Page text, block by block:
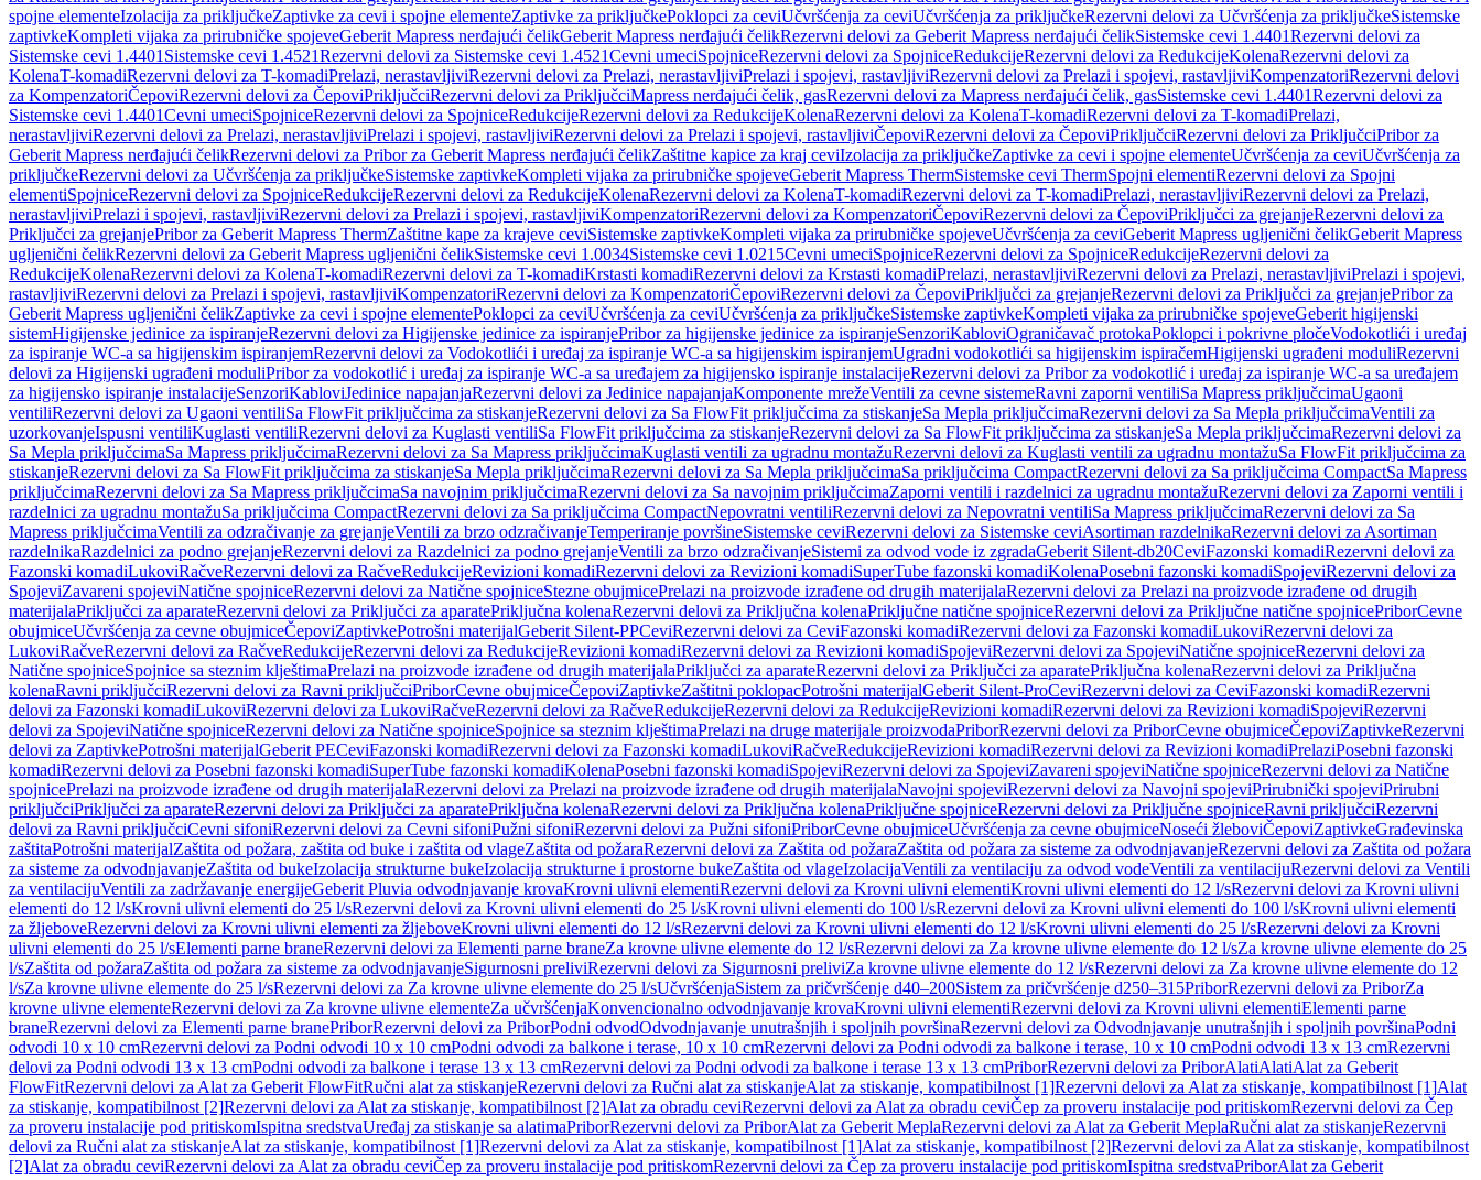
spojne elementeIzolacija za priključkeZaptivke za cevi i spojne elementeZaptivke za priključkePoklopci za ceviUčvršćenja za ceviUčvršćenja za priključkeRezervni delovi za Učvršćenja za priključkeSistemske
zaptivkeKompleti vijaka za prirubničke spojeveGeberit Mapress nerđajući čelikGeberit Mapress nerđajući čelikRezervni delovi za Geberit Mapress nerđajući čelikSistemske cevi 1.4401Rezervni delovi za
Sistemske cevi 1.4401 Sistemske cevi 1.4521Rezervni delovi za Sistemske cevi 1.4521Cevni umeciSpojniceRezervni delovi za SpojniceRedukcijeRezervni delovi za RedukcijeKolenaRezervni delovi za
KolenaT-komadiRezervni delovi za T-komadiPrelazi, nerastavljiviRezervni delovi za Prelazi, nerastavljiviPrelazi i spojevi, rastavljiviRezervni delovi za Prelazi i spojevi, rastavljiviKompenzatoriRezervni delovi
za KompenzatoriČepoviRezervni delovi za ČepoviPriključciRezervni delovi za PriključciMapress nerđajući čelik, gasRezervni delovi za Mapress nerđajući čelik, gasSistemske cevi 1.4401Rezervni delovi za
Sistemske cevi 1.4401Cevni umeciSpojniceRezervni delovi za SpojniceRedukcijeRezervni delovi za RedukcijeKolenaRezervni delovi za KolenaT-komadiRezervni delovi za T-komadiPrelazi,
nerastavljiviRezervni delovi za Prelazi, nerastavljiviPrelazi i spojevi, rastavljiviRezervni delovi za Prelazi i spojevi, rastavljiviČepoviRezervni delovi za ČepoviPriključciRezervni delovi za PriključciPribor za
Geberit Mapress nerđajući čelikRezervni delovi za Pribor za Geberit Mapress nerđajući čelikZaštitne kapice za kraj ceviIzolacija za priključkeZaptivke za cevi i spojne elementeUčvršćenja za ceviUčvršćenja za
priključkeRezervni delovi za Učvršćenja za priključkeSistemske zaptivkeKompleti vijaka za prirubničke spojeveGeberit Mapress ThermSistemske cevi ThermSpojni elementiRezervni delovi za Spojni
elementiSpojniceRezervni delovi za SpojniceRedukcijeRezervni delovi za RedukcijeKolenaRezervni delovi za KolenaT-komadiRezervni delovi za T-komadiPrelazi, nerastavljiviRezervni delovi za Prelazi,
nerastavljiviPrelazi i spojevi, rastavljiviRezervni delovi za Prelazi i spojevi, rastavljiviKompenzatoriRezervni delovi za KompenzatoriČepoviRezervni delovi za ČepoviPriključci za grejanjeRezervni delovi za
Priključci za grejanjePribor za Geberit Mapress ThermZaštitne kape za krajeve ceviSistemske zaptivkeKompleti vijaka za prirubničke spojeveUčvršćenja za ceviGeberit Mapress ugljenični čelikGeberit Mapress
ugljenični čelikRezervni delovi za Geberit Mapress ugljenični čelikSistemske cevi 1.0034Sistemske cevi 1.0215Cevni umeciSpojniceRezervni delovi za SpojniceRedukcijeRezervni delovi za
RedukcijeKolenaRezervni delovi za KolenaT-komadiRezervni delovi za T-komadiKrstasti komadiRezervni delovi za Krstasti komadiPrelazi, nerastavljiviRezervni delovi za Prelazi, nerastavljiviPrelazi i spojevi,
rastavljiviRezervni delovi za Prelazi i spojevi, rastavljiviKompenzatoriRezervni delovi za KompenzatoriČepoviRezervni delovi za ČepoviPriključci za grejanjeRezervni delovi za Priključci za grejanjePribor za
Geberit Mapress ugljenični čelikZaptivke za cevi i spojne elementePoklopci za ceviUčvršćenja za ceviUčvršćenja za priključkeSistemske zaptivkeKompleti vijaka za prirubničke spojeveGeberit higijenski
sistemHigijenske jedinice za ispiranjeRezervni delovi za Higijenske jedinice za ispiranjePribor za higijenske jedinice za ispiranjeSenzoriKabloviOgraničavač protokaPoklopci i pokrivne pločeVodokotlići i uređaj
za ispiranje WC-a sa higijenskim ispiranjemRezervni delovi za Vodokotlići i uređaj za ispiranje WC-a sa higijenskim ispiranjemUgradni vodokotlići sa higijenskim ispiračemHigijenski ugrađeni moduliRezervni
delovi za Higijenski ugrađeni moduliPribor za vodokotlić i uređaj za ispiranje WC-a sa uređajem za higijensko ispiranje instalacijeRezervni delovi za Pribor za vodokotlić i uređaj za ispiranje WC-a sa uređajem
za higijensko ispiranje instalacijeSenzoriKabloviJedinice napajanjaRezervni delovi za Jedinice napajanjaKomponente mrežeVentili za cevne sistemeRavni zaporni ventiliSa Mapress priključcimaUgaoni
ventiliRezervni delovi za Ugaoni ventiliSa FlowFit priključcima za stiskanjeRezervni delovi za Sa FlowFit priključcima za stiskanjeSa Mepla priključcimaRezervni delovi za Sa Mepla priključcimaVentili za
uzorkovanjeIspusni ventiliKuglasti ventiliRezervni delovi za Kuglasti ventiliSa FlowFit priključcima za stiskanjeRezervni delovi za Sa FlowFit priključcima za stiskanjeSa Mepla priključcimaRezervni delovi za
Sa Mepla priključcimaSa Mapress priključcimaRezervni delovi za Sa Mapress priključcimaKuglasti ventili za ugradnu montažuRezervni delovi za Kuglasti ventili za ugradnu montažuSa FlowFit priključcima za
stiskanjeRezervni delovi za Sa FlowFit priključcima za stiskanjeSa Mepla priključcimaRezervni delovi za Sa Mepla priključcimaSa priključcima CompactRezervni delovi za Sa priključcima CompactSa Mapress
priključcimaRezervni delovi za Sa Mapress priključcimaSa navojnim priključcimaRezervni delovi za Sa navojnim priključcimaZaporni ventili i razdelnici za ugradnu montažuRezervni delovi za Zaporni ventili i
razdelnici za ugradnu montažuSa priključcima CompactRezervni delovi za Sa priključcima CompactNepovratni ventiliRezervni delovi za Nepovratni ventiliSa Mapress priključcimaRezervni delovi za Sa
Mapress priključcimaVentili za odzračivanje za grejanjeVentili za brzo odzračivanjeTemperiranje površineSistemske ceviRezervni delovi za Sistemske ceviAsortiman razdelnikaRezervni delovi za Asortiman
razdelnikaRazdelnici za podno grejanjeRezervni delovi za Razdelnici za podno grejanjeVentili za brzo odzračivanjeSistemi za odvod vode iz zgradaGeberit Silent-db20CeviFazonski komadiRezervni delovi za
Fazonski komadiLukoviRačveRezervni delovi za RačveRedukcijeRevizioni komadiRezervni delovi za Revizioni komadiSuperTube fazonski komadiKolenaPosebni fazonski komadiSpojeviRezervni delovi za
SpojeviZavareni spojeviNatične spojniceRezervni delovi za Natične spojniceStezne obujmicePrelazi na proizvode izrađene od drugih materijalaRezervni delovi za Prelazi na proizvode izrađene od drugih
materijalaPriključci za aparateRezervni delovi za Priključci za aparatePriključna kolenaRezervni delovi za Priključna kolenaPriključne natične spojniceRezervni delovi za Priključne natične spojnicePriborCevne
obujmiceUčvršćenja za cevne obujmiceČepoviZaptivkePotrošni materijalGeberit Silent-PPCeviRezervni delovi za CeviFazonski komadiRezervni delovi za Fazonski komadiLukoviRezervni delovi za
LukoviRačveRezervni delovi za RačveRedukcijeRezervni delovi za RedukcijeRevizioni komadiRezervni delovi za Revizioni komadiSpojeviRezervni delovi za SpojeviNatične spojniceRezervni delovi za
Natične spojniceSpojnice sa steznim klještimaPrelazi na proizvode izrađene od drugih materijalaPriključci za aparateRezervni delovi za Priključci za aparatePriključna kolenaRezervni delovi za Priključna
kolenaRavni priključciRezervni delovi za Ravni priključciPriborCevne obujmiceČepoviZaptivkeZaštitni poklopacPotrošni materijalGeberit Silent-ProCeviRezervni delovi za CeviFazonski komadiRezervni
delovi za Fazonski komadiLukoviRezervni delovi za LukoviRačveRezervni delovi za RačveRedukcijeRezervni delovi za RedukcijeRevizioni komadiRezervni delovi za Revizioni komadiSpojeviRezervni
delovi za SpojeviNatične spojniceRezervni delovi za Natične spojniceSpojnice sa steznim klještimaPrelazi na druge materijale proizvodaPriborRezervni delovi za PriborCevne obujmiceČepoviZaptivkeRezervni
delovi za ZaptivkePotrošni materijalGeberit PECeviFazonski komadiRezervni delovi za Fazonski komadiLukoviRačveRedukcijeRevizioni komadiRezervni delovi za Revizioni komadiPrelaziPosebni fazonski
komadiRezervni delovi za Posebni fazonski komadiSuperTube fazonski komadiKolenaPosebni fazonski komadiSpojeviRezervni delovi za SpojeviZavareni spojeviNatične spojniceRezervni delovi za Natične
spojnicePrelazi na proizvode izrađene od drugih materijalaRezervni delovi za Prelazi na proizvode izrađene od drugih materijalaNavojni spojeviRezervni delovi za Navojni spojeviPrirubnički spojeviPrirubni
priključciPriključci za aparateRezervni delovi za Priključci za aparatePriključna kolenaRezervni delovi za Priključna kolenaPriključne spojniceRezervni delovi za Priključne spojniceRavni priključciRezervni
delovi za Ravni priključciCevni sifoniRezervni delovi za Cevni sifoniPužni sifoniRezervni delovi za Pužni sifoniPriborCevne obujmiceUčvršćenja za cevne obujmiceNoseći žleboviČepoviZaptivkeGrađevinska
zaštitaPotrošni materijalZaštita od požara, zaštita od buke i zaštita od vlageZaštita od požaraRezervni delovi za Zaštita od požaraZaštita od požara za sisteme za odvodnjavanjeRezervni delovi za Zaštita od požara
za sisteme za odvodnjavanjeZaštita od bukeIzolacija strukturne bukeIzolacija strukturne i prostorne bukeZaštita od vlageIzolacijaVentili za ventilaciju za odvod vodeVentili za ventilacijuRezervni delovi za Ventili
za ventilacijuVentili za zadržavanje energijeGeberit Pluvia odvodnjavanje krovaKrovni ulivni elementiRezervni delovi za Krovni ulivni elementiKrovni ulivni elementi do 12 l/sRezervni delovi za Krovni ulivni
elementi do 12 l/sKrovni ulivni elementi do 25 l/sRezervni delovi za Krovni ulivni elementi do 25 l/sKrovni ulivni elementi do 100 l/sRezervni delovi za Krovni ulivni elementi do 100 l/sKrovni ulivni elementi
za žljeboveRezervni delovi za Krovni ulivni elementi za žljeboveKrovni ulivni elementi do 12 l/sRezervni delovi za Krovni ulivni elementi do 12 l/sKrovni ulivni elementi do 25 l/sRezervni delovi za Krovni
ulivni elementi do 25 l/sElementi parne braneRezervni delovi za Elementi parne braneZa krovne ulivne elemente do 12 l/sRezervni delovi za Za krovne ulivne elemente do 12 l/sZa krovne ulivne elemente do 25
l/sZaštita od požaraZaštita od požara za sisteme za odvodnjavanjeSigurnosni preliviRezervni delovi za Sigurnosni preliviZa krovne ulivne elemente do 12 l/sRezervni delovi za Za krovne ulivne elemente do 12
l/sZa krovne ulivne elemente do 25 l/sRezervni delovi za Za krovne ulivne elemente do 25 l/sUčvršćenjaSistem za pričvršćenje d40–200Sistem za pričvršćenje d250–315PriborRezervni delovi za PriborZa
krovne ulivne elementeRezervni delovi za Za krovne ulivne elementeZa učvršćenjaKonvencionalno odvodnjavanje krovaKrovni ulivni elementiRezervni delovi za Krovni ulivni elementiElementi parne
braneRezervni delovi za Elementi parne branePriborRezervni delovi za PriborPodni odvodOdvodnjavanje unutrašnjih i spoljnih površinaRezervni delovi za Odvodnjavanje unutrašnjih i spoljnih površinaPodni
odvodi 10 x 10 cmRezervni delovi za Podni odvodi 10 x 10 cmPodni odvodi za balkone i terase, 10 x 10 cmRezervni delovi za Podni odvodi za balkone i terase, 10 x 10 cmPodni odvodi 13 x 13 cmRezervni
delovi za Podni odvodi 13 x 13 cmPodni odvodi za balkone i terase 13 x 13 cmRezervni delovi za Podni odvodi za balkone i terase 13 x 13 cmPriborRezervni delovi za PriborAlatiAlatiAlat za Geberit
FlowFitRezervni delovi za Alat za Geberit FlowFitRučni alat za stiskanjeRezervni delovi za Ručni alat za stiskanjeAlat za stiskanje, kompatibilnost [1]Rezervni delovi za Alat za stiskanje, kompatibilnost [1]Alat
za stiskanje, kompatibilnost [2]Rezervni delovi za Alat za stiskanje, kompatibilnost [2]Alat za obradu ceviRezervni delovi za Alat za obradu ceviČep za proveru instalacije pod pritiskomRezervni delovi za Čep
za proveru instalacije pod pritiskomIspitna sredstvaUređaj za stiskanje sa alatimaPriborRezervni delovi za PriborAlat za Geberit MeplaRezervni delovi za Alat za Geberit MeplaRučni alat za stiskanjeRezervni
delovi za Ručni alat za stiskanjeAlat za stiskanje, kompatibilnost [1]Rezervni delovi za Alat za stiskanje, kompatibilnost [1]Alat za stiskanje, kompatibilnost [2]Rezervni delovi za Alat za stiskanje, kompatibilnost
[2]Alat za obradu ceviRezervni delovi za Alat za obradu ceviČep za proveru instalacije pod pritiskomRezervni delovi za Čep za proveru instalacije pod pritiskomIspitna sredstvaPriborAlat za Geberit